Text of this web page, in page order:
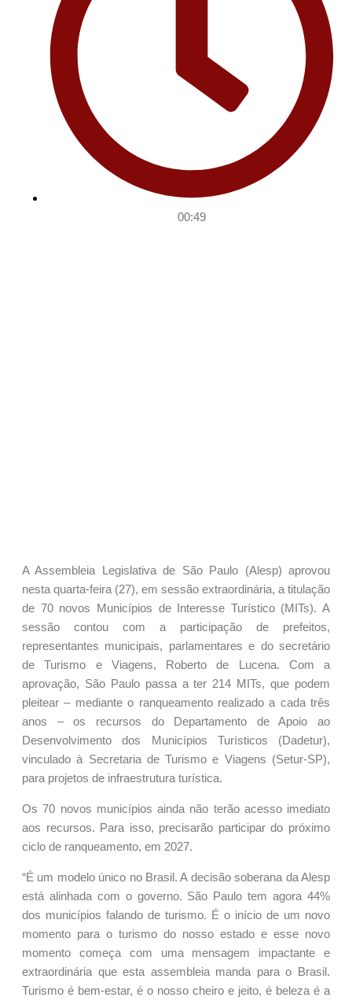
00:49
A Assembleia Legislativa de São Paulo (Alesp) aprovou
nesta quarta-feira (27), em sessão extraordinária, a titulação
de 70 novos Municípios de Interesse Turístico (MITs). A
sessão contou com a participação de prefeitos,
representantes municipais, parlamentares e do secretário
de Turismo e Viagens, Roberto de Lucena. Com a
aprovação, São Paulo passa a ter 214 MITs, que podem
pleitear – mediante o ranqueamento realizado a cada três
anos – os recursos do Departamento de Apoio ao
Desenvolvimento dos Municípios Turísticos (Dadetur),
vinculado à Secretaria de Turismo e Viagens (Setur-SP),
para projetos de infraestrutura turística.
Os 70 novos municípios ainda não terão acesso imediato
aos recursos. Para isso, precisarão participar do próximo
ciclo de ranqueamento, em 2027.
“É um modelo único no Brasil. A decisão soberana da Alesp
está alinhada com o governo. São Paulo tem agora 44%
dos municípios falando de turismo. É o início de um novo
momento para o turismo do nosso estado e esse novo
momento começa com uma mensagem impactante e
extraordinária que esta assembleia manda para o Brasil.
Turismo é bem-estar, é o nosso cheiro e jeito, é beleza é a